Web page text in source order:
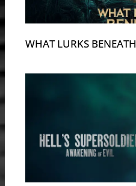
WHAT LURKS BENEATH